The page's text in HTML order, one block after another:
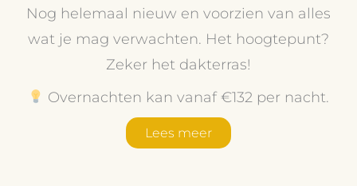
Nog helemaal nieuw en voorzien van alles
wat je mag verwachten. Het hoogtepunt?
Zeker het dakterras!
Overnachten kan vanaf €132 per nacht.
Lees meer